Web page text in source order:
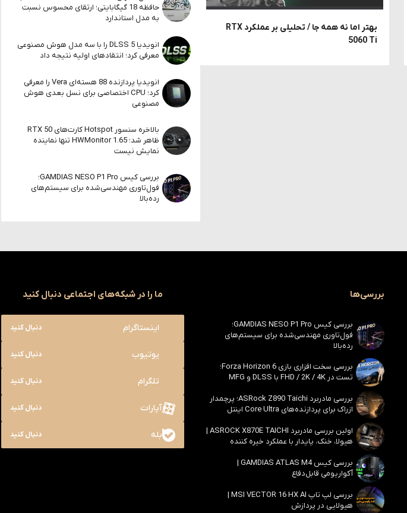
بهتر اما نه همه جا / تحلیلی بر عملکرد RTX
5060 Ti
حافظه 18 گیگابایتی؛ ارتقای محسوس نسبت
به مدل استاندارد
انویدیا DLSS 5 را با سه مدل هوش مصنوعی
معرفی کرد؛ انتقادهای اولیه نتیجه داد
انویدیا پردازنده 88 هسته‌ای Vera را معرفی
کرد؛ CPU اختصاصی برای نسل بعدی هوش
مصنوعی
بالاخره سنسور Hotspot کارت‌های RTX 50
ظاهر شد؛ HWMonitor 1.65 تنها نماینده
نمایش نیست
بررسی کیس GAMDIAS NESO P1 Pro؛
فول‌تاوری مهندسی‌شده برای سیستم‌های
رده‌بالا
بررسی‌ها
بررسی کیس GAMDIAS NESO P1 Pro؛
فول‌تاوری مهندسی‌شده برای سیستم‌های
رده‌بالا
بررسی سخت افزاری بازی Forza Horizon 6؛
تست در FHD / 2K / 4K با DLSS و MFG
بررسی مادربرد ASRock Z890 Taichi؛ پرچمدار
ازراک برای پردازنده‌های Core Ultra اینتل
اولین بررسی مادربرد ASROCK X870E TAICHI |
هیولا، خنک، پایدار با عملکرد خیره کننده
بررسی کیس GAMDIAS ATLAS M4 |
آکواریومی قابل‌دفاع
بررسی لپ تاپ MSI VECTOR 16 HX AI |
هیولایی در پردازش
ما را در شبکه‌های اجتماعی دنبال کنید
اینستاگرام دنبال کنید
یوتیوب دنبال کنید
تلگرام دنبال کنید
آپارات دنبال کنید
بله دنبال کنید